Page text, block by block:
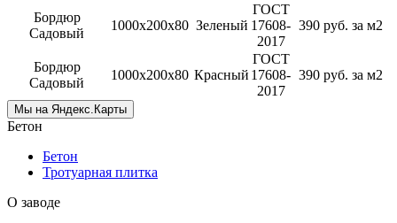
Бордюр
Садовый
1000x200x80 Зеленый
ГОСТ
17608-
2017
390 руб. за м2
Бордюр
Садовый
1000x200x80 Красный
ГОСТ
17608-
2017
390 руб. за м2
Мы на Яндекс.Карты
Бетон
Бетон
Тротуарная плитка
О заводе